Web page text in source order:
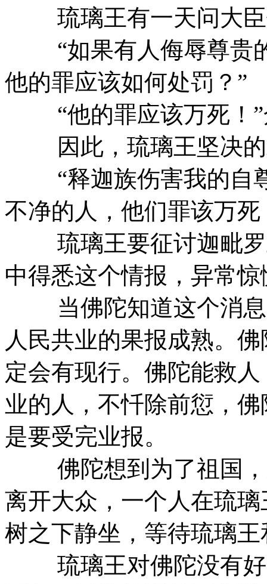
琉璃王有一天问大臣
“如果有人侮辱尊贵的
他的罪应该如何处罚？”
“他的罪应该万死！”
因此，琉璃王坚决的
“释迦族伤害我的自尊
不净的人，他们罪该万
琉璃王要征讨迦毗罗
中得悉这个情报，异常惊
当佛陀知道这个消息
人民共业的果报成熟。
定会有现行。佛陀能救
业的人，不忏除前愆，
是要受完业报。
佛陀想到为了祖国，
离开大众，一个人在琉
树之下静坐，等待琉璃
琉璃王对佛陀没有好